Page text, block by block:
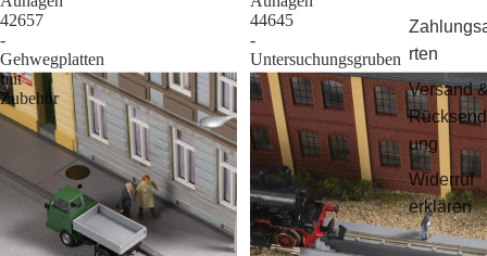
rten
Versand
Rücksend
ung
Widerruf
erklären
42657
-
Gehwegplatten
mit
Zubehör
44645
-
Untersuchungsgruben